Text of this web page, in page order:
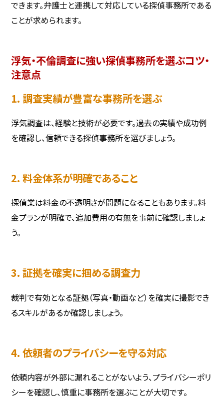
できます。弁護士と連携して対応している探偵事務所である
ことが求められます。
浮気・不倫調査に強い探偵事務所を選ぶコツ・
注意点
1. 調査実績が豊富な事務所を選ぶ
浮気調査は、経験と技術が必要です。過去の実績や成功例
を確認し、信頼できる探偵事務所を選びましょう。
2. 料金体系が明確であること
探偵業は料金の不透明さが問題になることもあります。料
金プランが明確で、追加費用の有無を事前に確認しましょ
う。
3. 証拠を確実に掴める調査力
裁判で有効となる証拠（写真・動画など）を確実に撮影でき
るスキルがあるか確認しましょう。
4. 依頼者のプライバシーを守る対応
依頼内容が外部に漏れることがないよう、プライバシーポリ
シーを確認し、慎重に事務所を選ぶことが大切です。